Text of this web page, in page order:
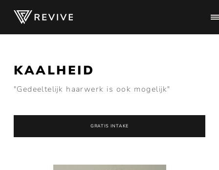
KAALHEID
"Gedeeltelijk haarwerk is ook mogelijk"
GRATIS INTAKE